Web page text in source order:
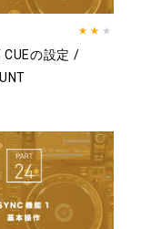
★★ ★
CUEの設定 /